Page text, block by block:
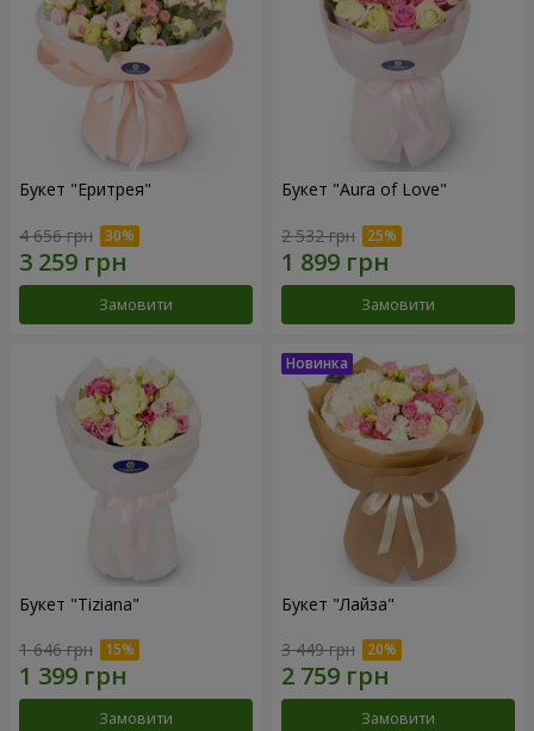
Букет "Еритрея"
4 656 грн
Замовити
Букет "Aura of Love"
2 532 грн
Замовити
Букет "Tiziana"
1 646 грн
Замовити
Букет "Лайза"
3 449 грн
Замовити